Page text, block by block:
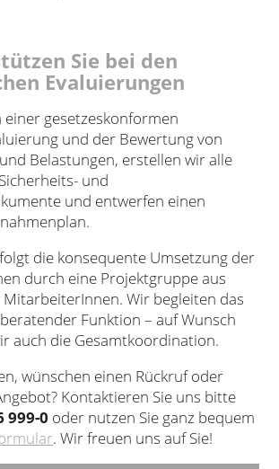
Sie bei den
Evaluierungen
einer gesetzeskonformen
und der Bewertung von
Belastungen, erstellen wir alle
und
und entwerfen einen
die konsequente Umsetzung der
durch eine Projektgruppe aus
Wir begleiten das
Funktion – auf Wunsch
auch die Gesamtkoordination.
wünschen einen Rückruf oder
Kontaktieren Sie uns bitte
999-0 oder nutzen Sie ganz bequem
. Wir freuen uns auf Sie!